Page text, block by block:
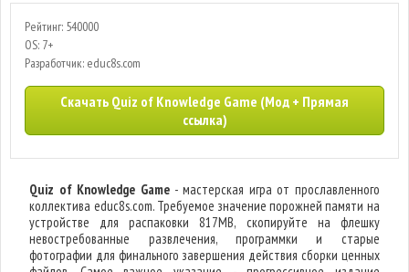
Рейтинг: 540000
OS: 7+
Разработчик: educ8s.com
Скачать Quiz of Knowledge Game (Мод + Прямая
ссылка)
Quiz of Knowledge Game- мастерская игра от прославленного
коллектива educ8s.com. Требуемое значение порожней памяти на
устройстве для распаковки 817MB, скопируйте на флешку
невостребованные развлечения, программки и старые
фотографии для финального завершения действия сборки ценных